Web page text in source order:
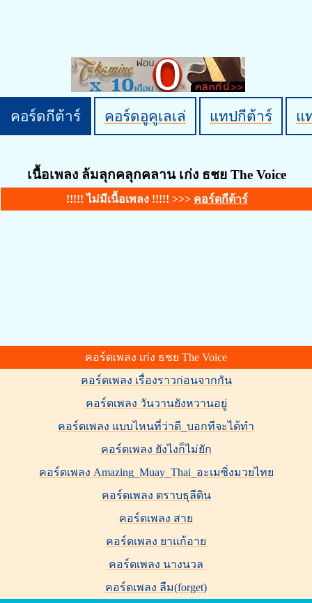
คอร์ดกีต้าร์ คอร์ดอูคูเลเล่ แทปกีต้าร์ แ
เนื้อเพลง ล้มลุกคลุกคลาน เก่ง ธชย The Voice
!!!!! ไม่มีเนื้อเพลง !!!!! >>> คอร์ดกีต้าร์
คอร์ดเพลง เก่ง ธชย The Voice
คอร์ดเพลง เรื่องราวก่อนจากกัน
คอร์ดเพลง วันวานยังหวานอยู่
คอร์ดเพลง แบบไหนที่ว่าดี_บอกทีจะได้ทำ
คอร์ดเพลง ยังไงก็ไม่ยัก
คอร์ดเพลง Amazing_Muay_Thai_อะเมซิ่งมวยไทย
คอร์ดเพลง ตราบธุลีดิน
คอร์ดเพลง สาย
คอร์ดเพลง ยาแก้อาย
คอร์ดเพลง นางนวล
คอร์ดเพลง ลืม(forget)